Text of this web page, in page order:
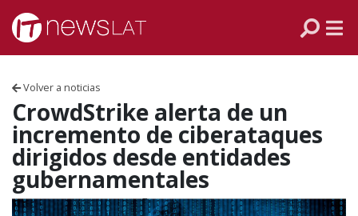
Skip to content
Volver a noticias
CrowdStrike alerta de un
incremento de ciberataques
dirigidos desde entidades
gubernamentales
VENEZUELA
ECUADOR
PERÚ